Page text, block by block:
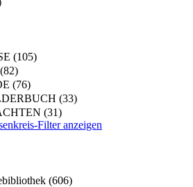
(105)
(82)
(76)
(33)
(31)
Filter anzeigen
(606)